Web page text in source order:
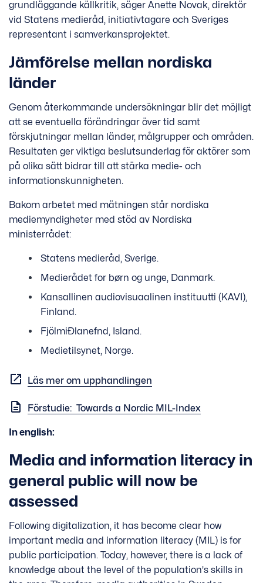
grundläggande källkritik, säger Anette Novak, direktör
vid Statens medieråd, initiativtagare och Sveriges
representant i samverkansprojektet.
Jämförelse mellan nordiska
länder
Genom återkommande undersökningar blir det möjligt
att se eventuella förändringar över tid samt
förskjutningar mellan länder, målgrupper och områden.
Resultaten ger viktiga beslutsunderlag för aktörer som
på olika sätt bidrar till att stärka medie- och
informationskunnigheten.
Bakom arbetet med mätningen står nordiska
mediemyndigheter med stöd av Nordiska
ministerrådet:
Statens medieråd, Sverige.
Medierådet for børn og unge, Danmark.
Kansallinen audiovisuaalinen instituutti (KAVI),
Finland.
Fjölmiðlanefnd, Island.
Medietilsynet, Norge.
Läs mer om upphandlingen
Förstudie: Towards a Nordic MIL-Index
In english:
Media and information literacy in
general public will now be
assessed
Following digitalization, it has become clear how
important media and information literacy (MIL) is for
public participation. Today, however, there is a lack of
knowledge about the level of the population's skills in